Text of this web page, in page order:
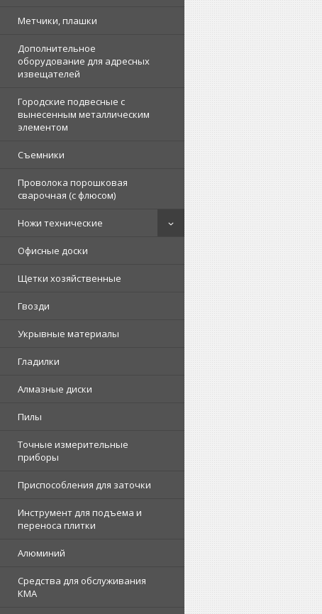
Метчики, плашки
Дополнительное
оборудование для адресных
извещателей
Городские подвесные с
вынесенным металлическим
элементом
Съемники
Проволока порошковая
сварочная (с флюсом)
Ножи технические
Офисные доски
Щетки хозяйственные
Гвозди
Укрывные материалы
Гладилки
Алмазные диски
Пилы
Точные измерительные
приборы
Приспособления для заточки
Инструмент для подъема и
переноса плитки
Алюминий
Средства для обслуживания
КМА